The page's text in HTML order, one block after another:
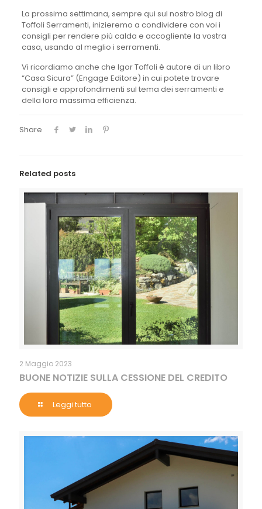
La prossima settimana, sempre qui sul nostro blog di
Toffoli Serramenti, inizieremo a condividere con voi i
consigli per rendere più calda e accogliente la vostra
casa, usando al meglio i serramenti.
Vi ricordiamo anche che Igor Toffoli è autore di un libro
“Casa Sicura” (Engage Editore) in cui potete trovare
consigli e approfondimenti sul tema dei serramenti e
della loro massima efficienza.
Share
Related posts
2 Maggio 2023
BUONE NOTIZIE SULLA CESSIONE DEL CREDITO
Leggi tutto